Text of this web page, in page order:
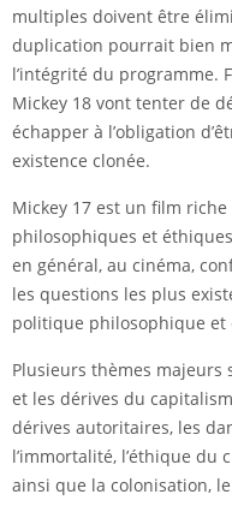
multiples doivent être
duplication pourrait bien
l’intégrité du programme.
Mickey 18 vont tenter de
échapper à l’obligation
existence clonée.
Mickey 17 est un film
philosophiques et
en général, au cinéma,
les questions les plus
politique philosophique et
Plusieurs thèmes
et les dérives du
dérives autoritaires, les
l’immortalité, l’éthique du
ainsi que la colonisation,